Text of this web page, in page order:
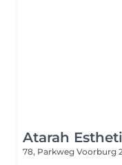
Atarah
78, Parkweg Voorburg